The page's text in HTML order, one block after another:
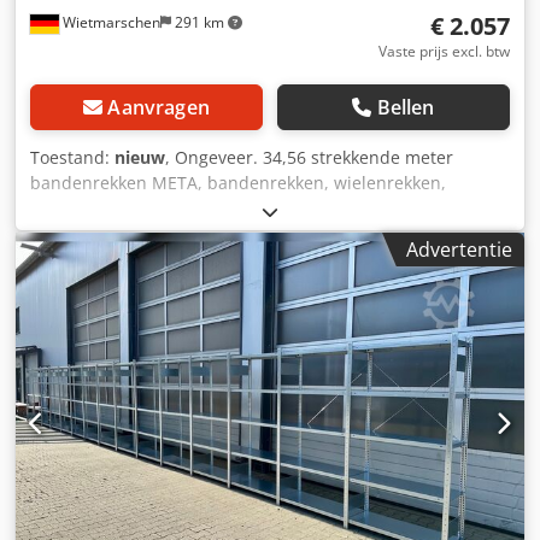
installatie.
Wietmarschen 291 km € 2.057
Vaste prijs excl. btw
Aanvragen Bellen
Toestand: nieuw, Ongeveer. 34,56 strekkende meter
bandenrekken META, bandenrekken, wielenrekken,
werkplaatsrekken, magazijnrekken, direct uit voorraad
leverbaar Gegevens : - Hoogte: ca. 200cm - Diepte: ca.
40cm - Lengte: ca. 34,56 meter Plankaanbod 34,56
strekkende meter (30 velden) bestaande uit: - 031 x
standaard ca. 200 x 40 cm, gedemonteerd (incl. 2 x voet en
2 x afdekkap). - 180 x traverse ca. 115 cm. - 360 x
zelftappende schroef 4,8 x 13. - Fabrikant: META. -
Belasting: 150 kg per compartiment, bij gelijkmatig
verdeelde belasting. - Niveaus: 3 x opslagniveaus. -
Oppervlakte: Sendzimir verzinkt. - Nieuwe goederen uit
voorraad. - Gemaakt in Duitsland. - 100% kwaliteit voor de
beste prijs. Wij kunnen de frames voor u voormonteren
tegen een kleine meerprijs van € 2,- netto per stuk. --
Advertentie